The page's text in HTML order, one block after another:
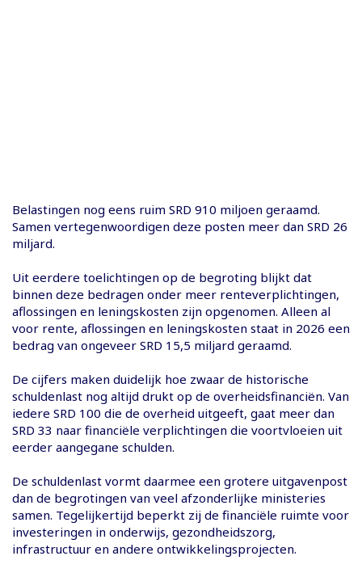
Belastingen nog eens ruim SRD 910 miljoen geraamd.
Samen vertegenwoordigen deze posten meer dan SRD 26
miljard.
Uit eerdere toelichtingen op de begroting blijkt dat
binnen deze bedragen onder meer renteverplichtingen,
aflossingen en leningskosten zijn opgenomen. Alleen al
voor rente, aflossingen en leningskosten staat in 2026 een
bedrag van ongeveer SRD 15,5 miljard geraamd.
De cijfers maken duidelijk hoe zwaar de historische
schuldenlast nog altijd drukt op de overheidsfinanciën. Van
iedere SRD 100 die de overheid uitgeeft, gaat meer dan
SRD 33 naar financiële verplichtingen die voortvloeien uit
eerder aangegane schulden.
De schuldenlast vormt daarmee een grotere uitgavenpost
dan de begrotingen van veel afzonderlijke ministeries
samen. Tegelijkertijd beperkt zij de financiële ruimte voor
investeringen in onderwijs, gezondheidszorg,
infrastructuur en andere ontwikkelingsprojecten.